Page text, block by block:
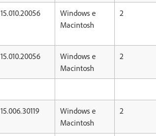
15.010.20056
Windows e
Macintosh
2
15.010.20056
Windows e
Macintosh
2
15.006.30119
Windows e
Macintosh
2